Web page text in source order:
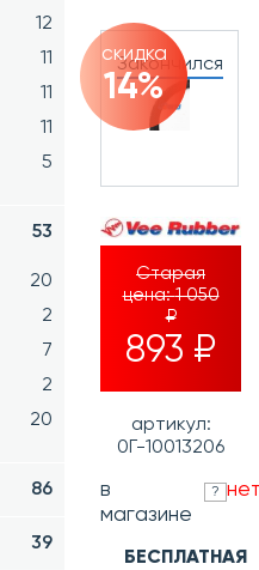
12
11
11
11
5
53
20
2
7
2
20
86
39
Закончился
скидка
14%
Старая
цена:1 050
₽
893 ₽
артикул:
0Г-10013206
в
магазине
?
БЕСПЛАТНАЯ